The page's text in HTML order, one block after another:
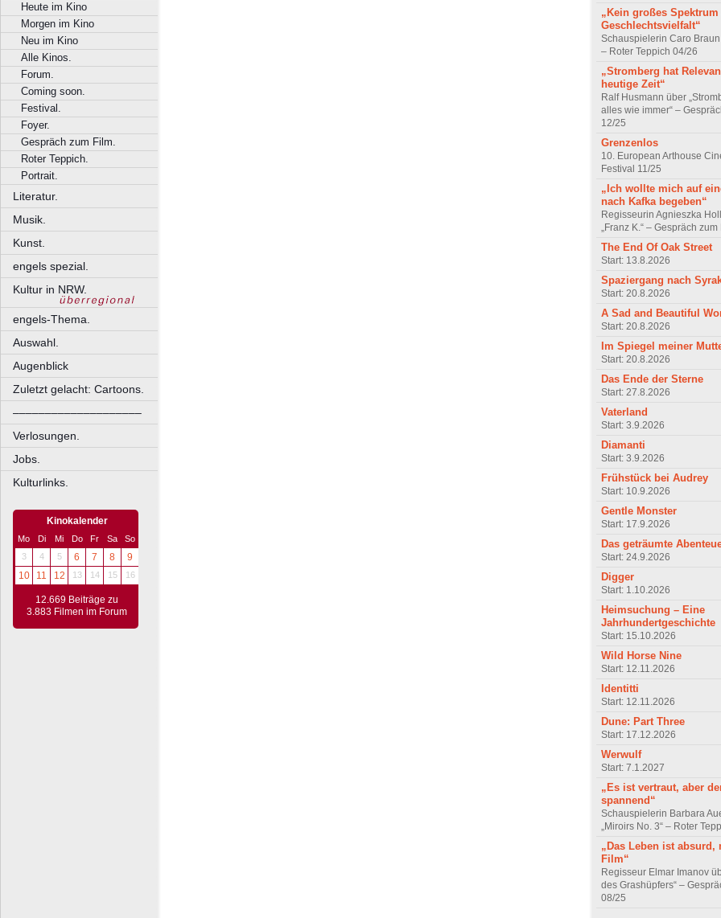
Heute im Kino
Morgen im Kino
Neu im Kino
Alle Kinos.
Forum.
Coming soon.
Festival.
Foyer.
Gespräch zum Film.
Roter Teppich.
Portrait.
Literatur.
Musik.
Kunst.
engels spezial.
Kultur in NRW.
engels-Thema.
Auswahl.
Augenblick
Zuletzt gelacht: Cartoons.
––––––––––––––––––––
Verlosungen.
Jobs.
Kulturlinks.
Kinokalender
Mo Di Mi Do Fr Sa
So
3
4 5 6 7 8
9
10
11 12 13 14 15 16
12.669 Beiträge zu
3.883 Filmen im Forum
„Kein großes Spektrum
Geschlechtsvielfalt“
Schauspielerin Caro Braun
– Roter Teppich 04/26
„Stromberg hat
heutige Zeit“
Ralf Husmann über
alles wie immer“ –
12/25
Grenzenlos
10. European Arthouse
Festival 11/25
„Ich wollte mich auf
nach Kafka begeben“
Regisseurin Agnieszka
„Franz K.“ – Gespräch
The End Of Oak Street
Start: 13.8.2026
Spaziergang nach
Start: 20.8.2026
A Sad and Beautiful
Start: 20.8.2026
Im Spiegel meiner
Start: 20.8.2026
Das Ende der Sterne
Start: 27.8.2026
Vaterland
Start: 3.9.2026
Diamanti
Start: 3.9.2026
Frühstück bei Audrey
Start: 10.9.2026
Gentle Monster
Start: 17.9.2026
Das geträumte
Start: 24.9.2026
Digger
Start: 1.10.2026
Heimsuchung – Eine
Jahrhundertgeschichte
Start: 15.10.2026
Wild Horse Nine
Start: 12.11.2026
Identitti
Start: 12.11.2026
Dune: Part Three
Start: 17.12.2026
Werwulf
Start: 7.1.2027
„Es ist vertraut, aber
spannend“
Schauspielerin Barbara
„Miroirs No. 3“ – Roter
„Das Leben ist absurd,
Film“
Regisseur Elmar Imanov
des Grashüpfers“ –
08/25